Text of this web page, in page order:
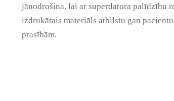
jānodrošina, lai ar superdatora palīdzību
izdrukātais materiāls atbilstu gan
prasībām.